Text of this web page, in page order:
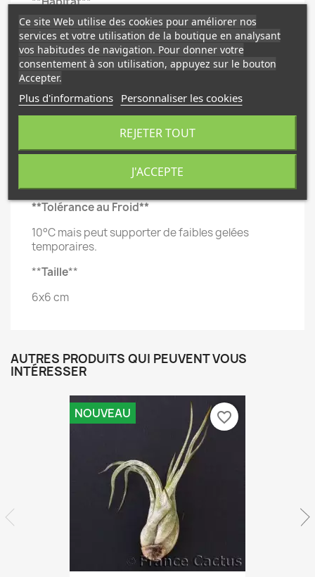
Caraïbes: Jamaïque et Cuba.
**Exposition**
Beaucoup de lumière mais pas de soleil direct.
**Arrosage**
Par aspersion ou trempage une ou deux fois par
semaine en été, toutes les deux semaines en
hiver, à moduler en fonction des circonstances.
Lisez la fiche de culture à cet endroit.
**Tolérance au Froid**
10°C mais peut supporter de faibles gelées
temporaires.
**Taille**
6x6 cm
AUTRES PRODUITS QUI PEUVENT VOUS
INTÉRESSER
NOUVEAU favorite_border
Ce site Web utilise des cookies pour améliorer nos
services et votre utilisation de la boutique en analysant
vos habitudes de navigation. Pour donner votre
consentement à son utilisation, appuyez sur le bouton
Accepter.
Plus d'informations Personnaliser les cookies
REJETER TOUT
J'ACCEPTE